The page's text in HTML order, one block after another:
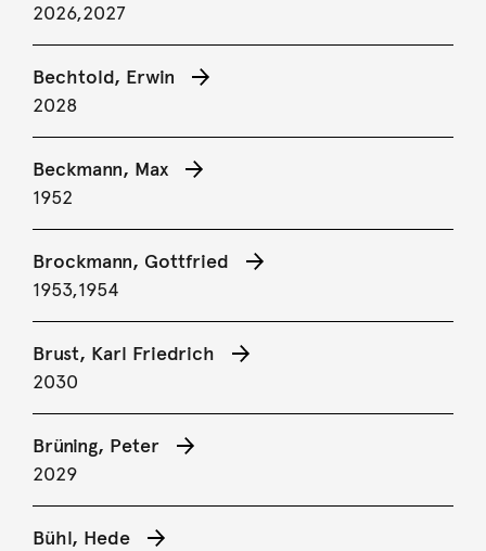
2026,2027
Bechtold, Erwin
2028
Beckmann, Max
1952
Brockmann, Gottfried
1953,1954
Brust, Karl Friedrich
2030
Brüning, Peter
2029
Bühl, Hede